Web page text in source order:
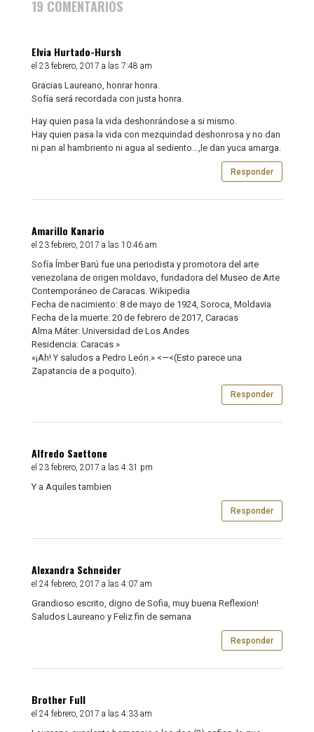
19 COMENTARIOS
Elvia Hurtado-Hursh
el 23 febrero, 2017 a las 7:48 am
Gracias Laureano, honrar honra.
Sofía será recordada con justa honra.
Hay quien pasa la vida deshonrándose a si mismo.
Hay quien pasa la vida con mezquindad deshonrosa y no dan
ni pan al hambriento ni agua al sediento…,le dan yuca amarga.
Responder
Amarillo Kanario
el 23 febrero, 2017 a las 10:46 am
Sofía Ímber Barú fue una periodista y promotora del arte
venezolana de origen moldavo, fundadora del Museo de Arte
Contemporáneo de Caracas. Wikipedia
Fecha de nacimiento: 8 de mayo de 1924, Soroca, Moldavia
Fecha de la muerte: 20 de febrero de 2017, Caracas
Alma Máter: Universidad de Los Andes
Residencia: Caracas »
«¡Ah! Y saludos a Pedro León.» <—<(Esto parece una
Zapatancia de a poquito).
Responder
Alfredo Saettone
el 23 febrero, 2017 a las 4:31 pm
Y a Aquiles tambien
Responder
Alexandra Schneider
el 24 febrero, 2017 a las 4:07 am
Grandioso escrito, digno de Sofia, muy buena Reflexion!
Saludos Laureano y Feliz fin de semana
Responder
Brother Full
el 24 febrero, 2017 a las 4:33 am